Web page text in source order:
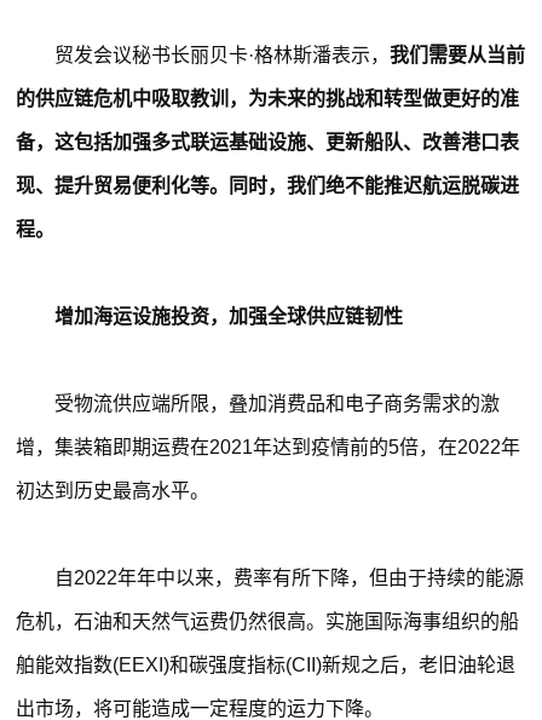
贸发会议秘书长丽贝卡·格林斯潘表示，我们需要从当前
的供应链危机中吸取教训，为未来的挑战和转型做更好的准
备，这包括加强多式联运基础设施、更新船队、改善港口表
现、提升贸易便利化等。同时，我们绝不能推迟航运脱碳进
程。
增加海运设施投资，加强全球供应链韧性
受物流供应端所限，叠加消费品和电子商务需求的激
增，集装箱即期运费在2021年达到疫情前的5倍，在2022年
初达到历史最高水平。
自2022年年中以来，费率有所下降，但由于持续的能源
危机，石油和天然气运费仍然很高。实施国际海事组织的船
舶能效指数(EEXI)和碳强度指标(CII)新规之后，老旧油轮退
出市场，将可能造成一定程度的运力下降。